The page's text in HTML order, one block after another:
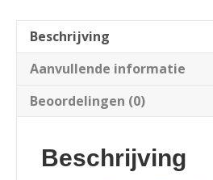
lens
aantal
Beschrijving
Aanvullende informatie
Beoordelingen (0)
Beschrijving